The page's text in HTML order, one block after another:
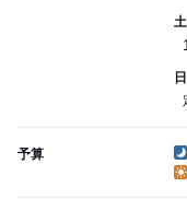
日
予算